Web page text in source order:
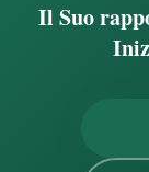
Il Suo